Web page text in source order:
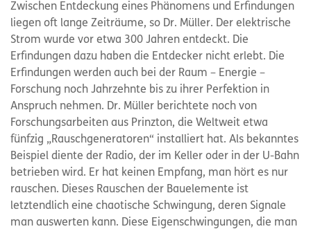
Zwischen Entdeckung eines Phänomens und Erfindungen
liegen oft lange Zeiträume, so Dr. Müller. Der elektrische
Strom wurde vor etwa 300 Jahren entdeckt. Die
Erfindungen dazu haben die Entdecker nicht erlebt. Die
Erfindungen werden auch bei der Raum – Energie –
Forschung noch Jahrzehnte bis zu ihrer Perfektion in
Anspruch nehmen. Dr. Müller berichtete noch von
Forschungsarbeiten aus Prinzton, die Weltweit etwa
fünfzig „Rauschgeneratoren“ installiert hat. Als bekanntes
Beispiel diente der Radio, der im Keller oder in der U-Bahn
betrieben wird. Er hat keinen Empfang, man hört es nur
rauschen. Dieses Rauschen der Bauelemente ist
letztendlich eine chaotische Schwingung, deren Signale
man auswerten kann. Diese Eigenschwingungen, die man